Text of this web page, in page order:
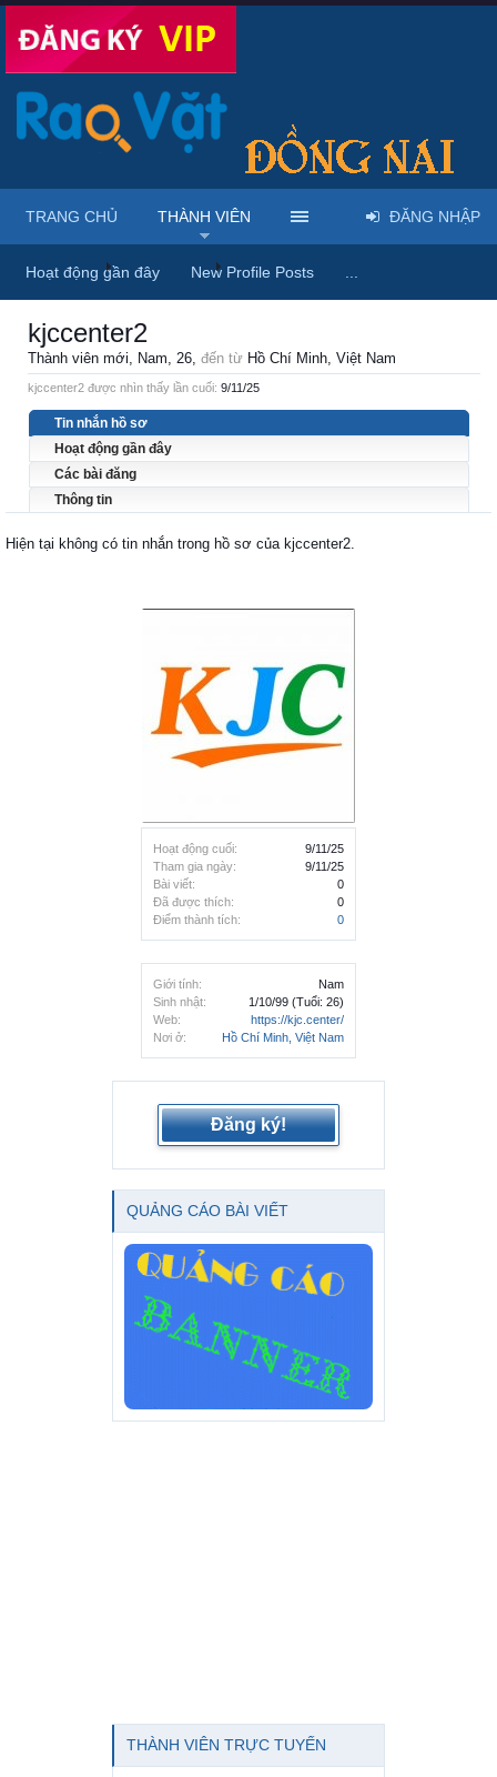
Trang chủ Thành viên kjccenter2
Hoạt động cuối:
9/11/25
Tham gia ngày:
9/11/25
Bài viết:
0
Đã được thích:
0
Điểm thành tích:
0
Giới tính:
Nam
Sinh nhật:
1/10/99 (Tuổi: 26)
Web:
https://kjc.center/
Nơi ở:
Hồ Chí Minh, Việt Nam
kjccenter2
Thành viên mới, Nam, 26, đến từ Hồ Chí Minh, Việt Nam
kjccenter2 được nhìn thấy lần cuối: 9/11/25
Tin nhắn hồ sơ
Hoạt động gần đây
Các bài đăng
Thông tin
Hiện tại không có tin nhắn trong hồ sơ của kjccenter2.
Đăng ký!
QUẢNG CÁO BÀI VIẾT
THÀNH VIÊN TRỰC TUYẾN
TRANG CHỦ THÀNH VIÊN
Hoạt động gần đây New Profile Posts
ĐĂNG NHẬP